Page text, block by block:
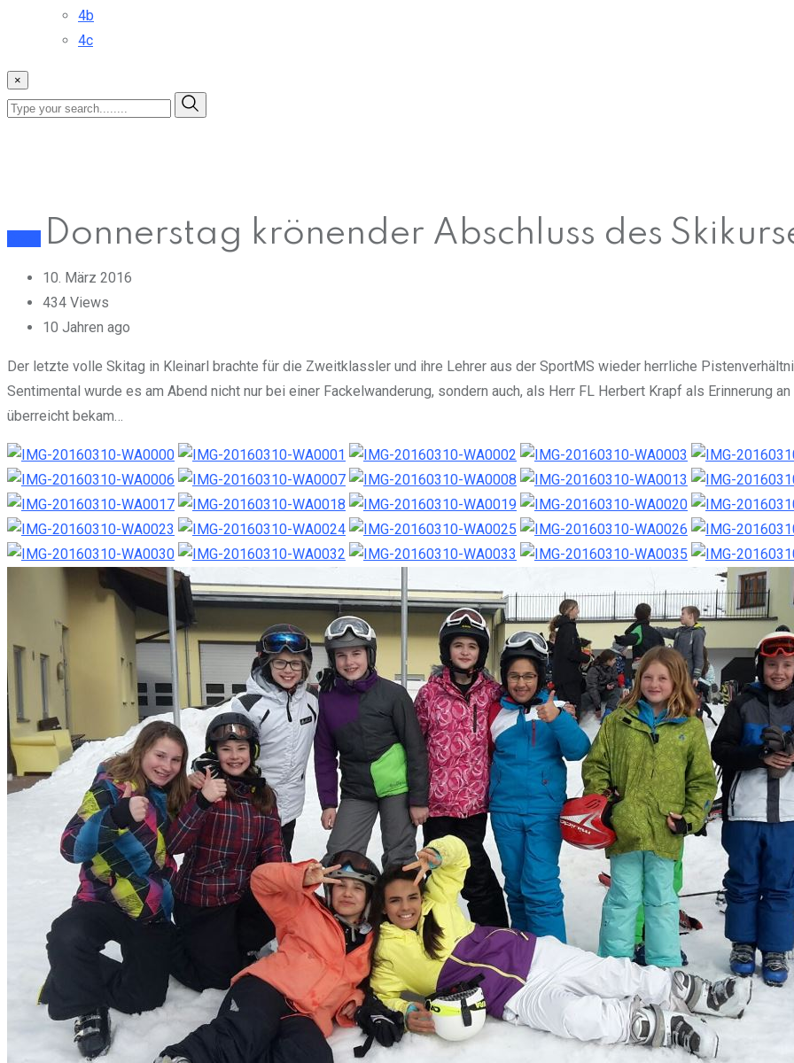
4b
4c
×
Donnerstag krönender Abschluss des
10. März 2016
434 Views
10 Jahren ago
Der letzte volle Skitag in Kleinarl brachte für die Zweitklassler und ihre Lehrer aus der SportMS wieder herrliche
Sentimental wurde es am Abend nicht nur bei einer Fackelwanderung, sondern auch, als Herr FL Herbert Krapf als Erinnerung
überreicht bekam…